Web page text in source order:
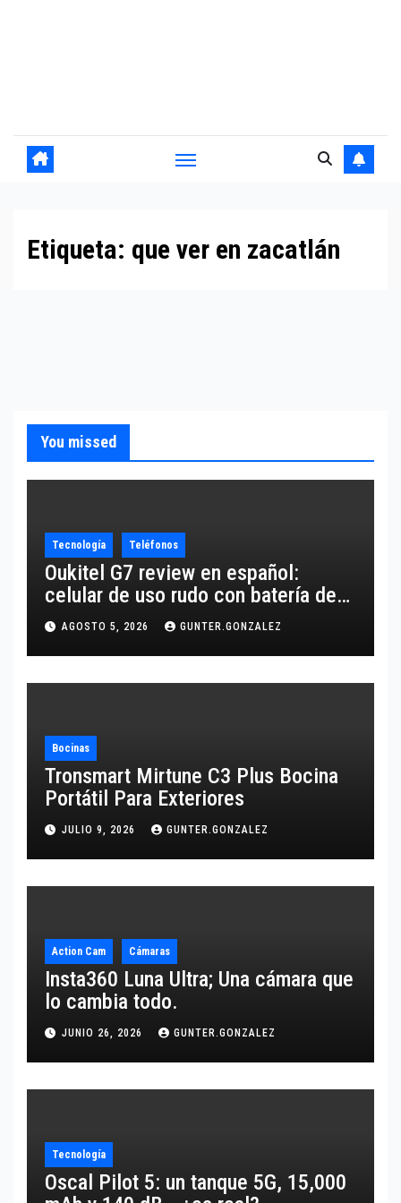
Etiqueta: que ver en zacatlán
You missed
Tecnología Teléfonos
Oukitel G7 review en español:
celular de uso rudo con batería de
10,600 mAh
AGOSTO 5, 2026 GUNTER.GONZALEZ
Bocinas
Tronsmart Mirtune C3 Plus Bocina
Portátil Para Exteriores
JULIO 9, 2026 GUNTER.GONZALEZ
Action Cam Cámaras
Insta360 Luna Ultra; Una cámara que
lo cambia todo.
JUNIO 26, 2026 GUNTER.GONZALEZ
Tecnología
Oscal Pilot 5: un tanque 5G, 15,000